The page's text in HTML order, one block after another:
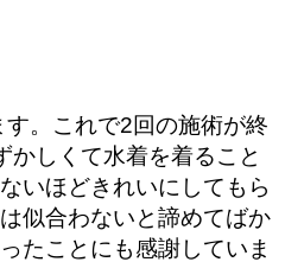
。これで2回の施術が終
しくて水着を着ること
いほどきれいにしてもら
似合わないと諦めてばか
たことにも感謝していま